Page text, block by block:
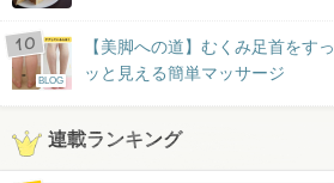
BLOG
【美脚への道】むくみ足首をす
ッと見える簡単マッサージ
連載ランキング